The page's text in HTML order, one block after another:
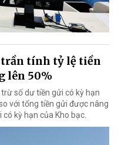
trần tính tỷ lệ tiền
lên 50%
số dư tiền gửi có kỳ hạn
với tổng tiền gửi được nâng
kỳ hạn của Kho bạc.